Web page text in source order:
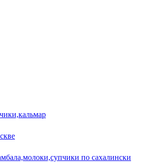
по сахалински